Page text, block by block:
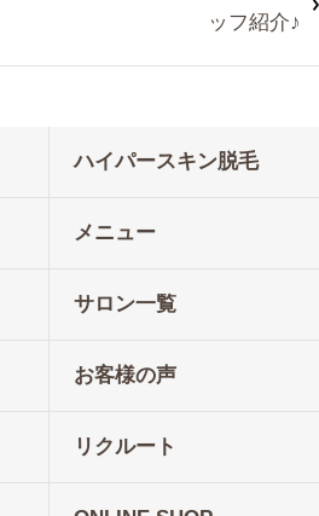
ッフ紹介♪
ハイパースキン脱毛
メニュー
サロン一覧
お客様の声
リクルート